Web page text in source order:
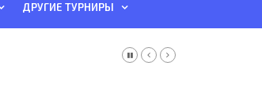
ДРУГИЕ ТУРНИРЫ